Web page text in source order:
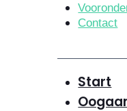
Contact
Start